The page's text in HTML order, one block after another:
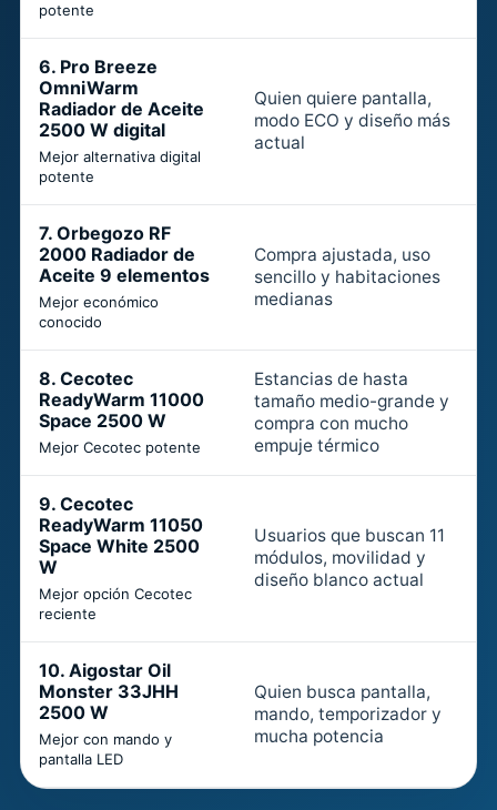
potente
6. Pro Breeze
OmniWarm
Radiador de Aceite
2500 W digital
Mejor alternativa digital
potente
Quien quiere pantalla,
modo ECO y diseño más
actual
7. Orbegozo RF
2000 Radiador de
Aceite 9 elementos
Mejor económico
conocido
Compra ajustada, uso
sencillo y habitaciones
medianas
8. Cecotec
ReadyWarm 11000
Space 2500 W
Mejor Cecotec potente
Estancias de hasta
tamaño medio-grande y
compra con mucho
empuje térmico
9. Cecotec
ReadyWarm 11050
Space White 2500
W
Mejor opción Cecotec
reciente
Usuarios que buscan 11
módulos, movilidad y
diseño blanco actual
10. Aigostar Oil
Monster 33JHH
2500 W
Mejor con mando y
pantalla LED
Quien busca pantalla,
mando, temporizador y
mucha potencia